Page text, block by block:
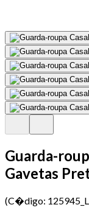
Guarda-
Gavetas
(C�digo: